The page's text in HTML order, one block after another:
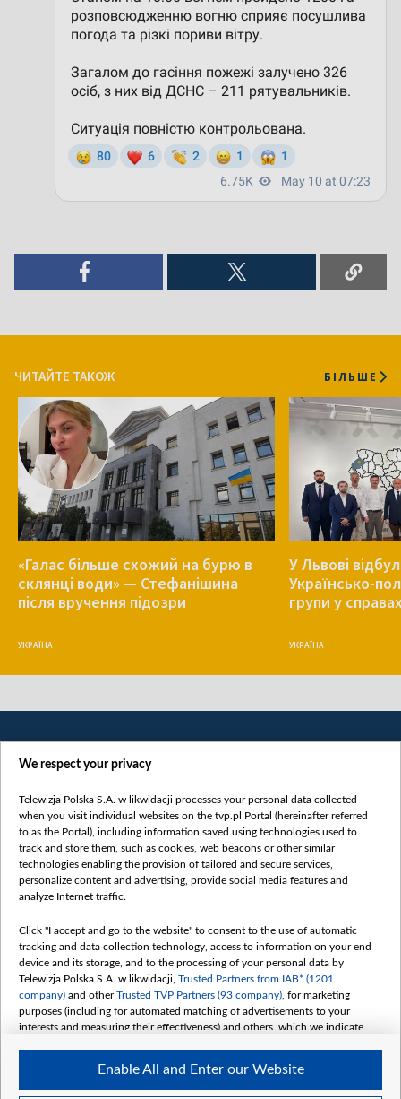
ЧИТАЙТЕ ТАКОЖ БІЛЬШЕ
«Галас більше схожий на бурю в
склянці води» — Стефанішина
після вручення підозри
УКРАЇНА
У Львові
Українсько-
групи у
УКРАЇНА
Категорії
Новини
Докладно
Погляд
Цікаво
Slawa.tv
Про нас
Контакти
Правила використання матеріалів
We respect your privacy
Telewizja Polska S.A. w likwidacji processes your personal data collected
when you visit individual websites on the tvp.pl Portal (hereinafter referred
to as the Portal), including information saved using technologies used to
track and store them, such as cookies, web beacons or other similar
technologies enabling the provision of tailored and secure services,
personalize content and advertising, provide social media features and
analyze Internet traffic.
Click "I accept and go to the website" to consent to the use of automatic
tracking and data collection technology, access to information on your end
device and its storage, and to the processing of your personal data by
Telewizja Polska S.A. w likwidacji, Trusted Partners from IAB* (1201
company) and otherTrusted TVP Partners (93 company) , for marketing
purposes (including for automated matching of advertisements to your
interests and measuring their effectiveness) and others, which we indicate
The purposes of processing your data by TVP S.A. w likwidacji are as
follows:
Enable All and Enter our Website